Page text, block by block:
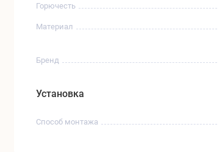
Горючесть
Материал
Бренд
Установка
Способ монтажа